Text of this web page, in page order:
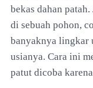
bekas dahan
di sebuah pohon,
banyaknya lingkar
usianya. Cara ini
patut dicoba